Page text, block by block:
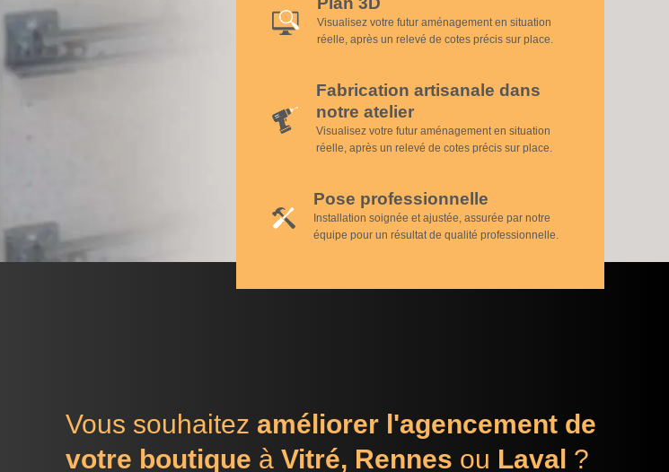
Visualisez votre futur aménagement en situation
réelle, après un relevé de cotes précis sur place.
Fabrication artisanale dans
notre atelier
Visualisez votre futur aménagement en situation
réelle, après un relevé de cotes précis sur place.
Pose professionnelle
Installation soignée et ajustée, assurée par notre
équipe pour un résultat de qualité professionnelle.
Vous souhaitez améliorer l'agencement de
votre boutique à Vitré, Rennes ou Laval ?